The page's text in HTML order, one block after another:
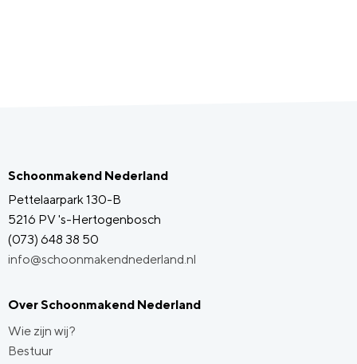
Schoonmakend Nederland
Pettelaarpark 130-B
5216 PV 's-Hertogenbosch
(073) 648 38 50
info@schoonmakendnederland.nl
Over Schoonmakend Nederland
Wie zijn wij?
Bestuur